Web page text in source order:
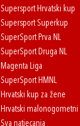
Supersport Hrvatski kup
Supersport Superkup
SuperSport Prva NL
SuperSport Druga NL
Magenta Liga
SuperSport HMNL
Hrvatski kup za žene
Hrvatski malonogometni
Sva natjecanja